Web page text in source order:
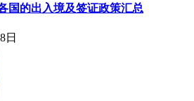
国的出入境及签证政策汇总
日